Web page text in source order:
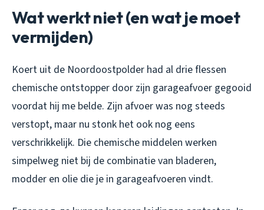
Wat werkt niet (en wat je moet
vermijden)
Koert uit de Noordoostpolder had al drie flessen
chemische ontstopper door zijn garageafvoer gegooid
voordat hij me belde. Zijn afvoer was nog steeds
verstopt, maar nu stonk het ook nog eens
verschrikkelijk. Die chemische middelen werken
simpelweg niet bij de combinatie van bladeren,
modder en olie die je in garageafvoeren vindt.